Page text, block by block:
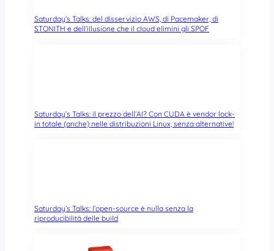
Saturday’s Talks: del disservizio AWS, di Pacemaker, di
STONITH e dell’illusione che il cloud elimini gli SPOF
Saturday’s Talks: il prezzo dell’AI? Con CUDA è vendor lock-
in totale (anche) nelle distribuzioni Linux, senza alternative!
Saturday’s Talks: l’open-source è nulla senza la
riproducibilità delle build